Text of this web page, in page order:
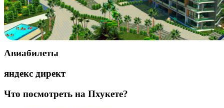
Авиабилеты
яндекс директ
Что посмотреть на Пхукете?